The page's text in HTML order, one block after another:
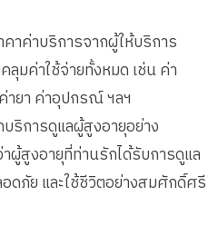
คาค่าบริการจากผู้ให้บริการ
มค่าใช้จ่ายทั้งหมด เช่น ค่า
ายา ค่าอุปกรณ์ ฯลฯ
ริการดูแลผู้สูงอายุอย่าง
ผู้สูงอายุที่ท่านรักได้รับการดูแล
ภัย และใช้ชีวิตอย่างสมศักดิ์ศรี